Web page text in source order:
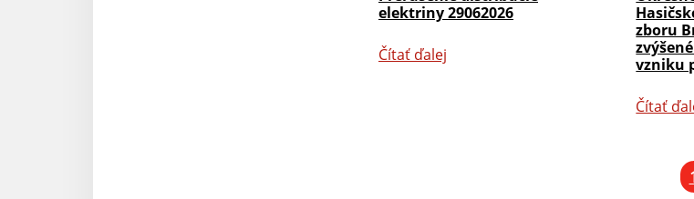
elektriny 29062026
Čítať ďalej
zboru
vzniku
Čítať